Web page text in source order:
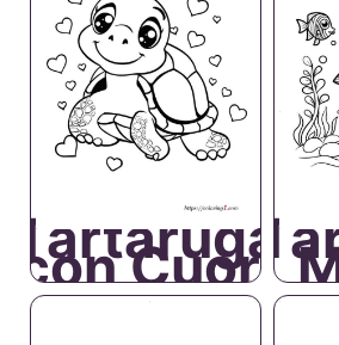
Tartaruga
con Cuori